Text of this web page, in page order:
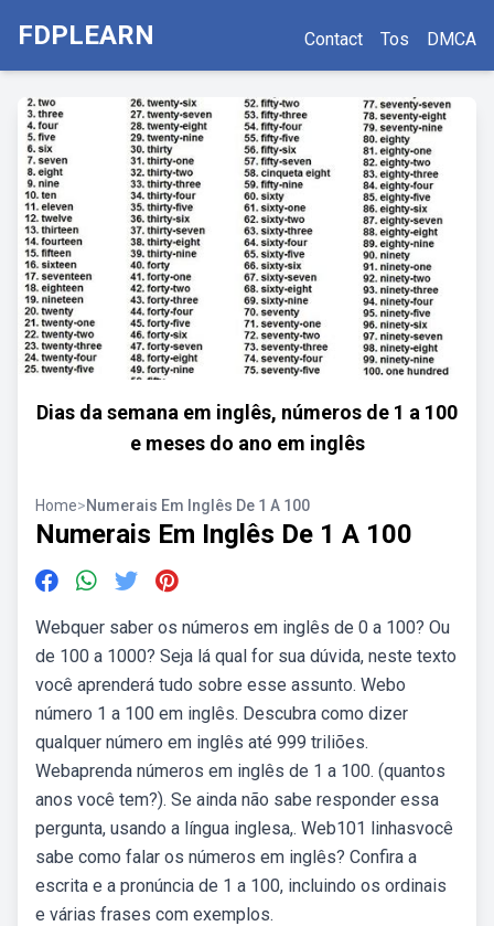
FDPLEARN Contact Tos DMCA
Dias da semana em inglês, números de 1 a 100
e meses do ano em inglês
Home>Numerais Em Inglês De 1 A 100
Numerais Em Inglês De 1 A 100
Webquer saber os números em inglês de 0 a 100? Ou
de 100 a 1000? Seja lá qual for sua dúvida, neste texto
você aprenderá tudo sobre esse assunto. Webo
número 1 a 100 em inglês. Descubra como dizer
qualquer número em inglês até 999 triliões.
Webaprenda números em inglês de 1 a 100. (quantos
anos você tem?). Se ainda não sabe responder essa
pergunta, usando a língua inglesa,. Web101 linhasvocê
sabe como falar os números em inglês? Confira a
escrita e a pronúncia de 1 a 100, incluindo os ordinais
e várias frases com exemplos.